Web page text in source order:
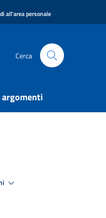
all'area personale
Cerca